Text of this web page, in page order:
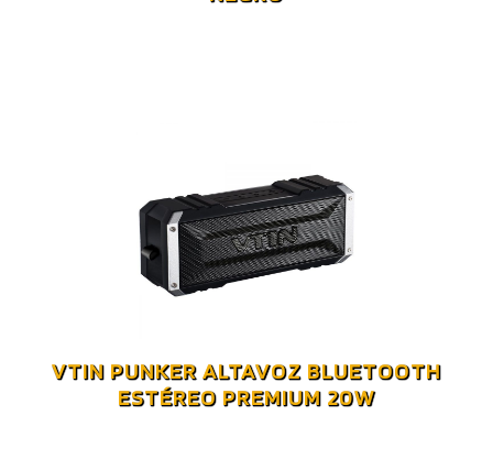
VTIN PUNKER ALTAVOZ BLUETOOTH
ESTÉREO PREMIUM 20W